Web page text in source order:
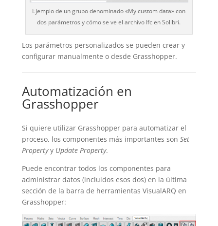
Ejemplo de un grupo denominado «My custom data» con
dos parámetros y cómo se ve el archivo Ifc en Solibri.
Los parámetros personalizados se pueden crear y
configurar manualmente o desde Grasshopper.
Automatización en
Grasshopper
Si quiere utilizar Grasshopper para automatizar el
proceso, los componentes más importantes son Set
Propertyy Update Property.
Puede encontrar todos los componentes para
administrar datos (incluidos esos dos) en la última
sección de la barra de herramientas VisualARQ en
Grasshopper: